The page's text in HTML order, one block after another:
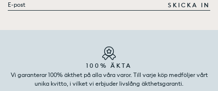
E-post SKICKA IN
100% ÄKTA
Vi garanterar 100% äkthet på alla våra varor. Till varje köp medföljer vårt
unika kvitto, i vilket vi erbjuder livslång äkthetsgaranti.